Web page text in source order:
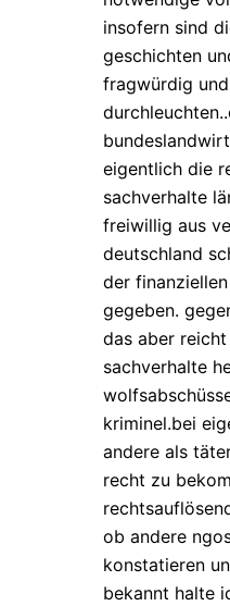
insofern sind
geschichten
fragwürdig
eigentlich die
sachverhalte
freiwillig aus
deutschland
der
gegeben.
das aber
sachverhalte
kriminel.bei
andere als
recht zu
ob andere
konstatieren
bekannt halte